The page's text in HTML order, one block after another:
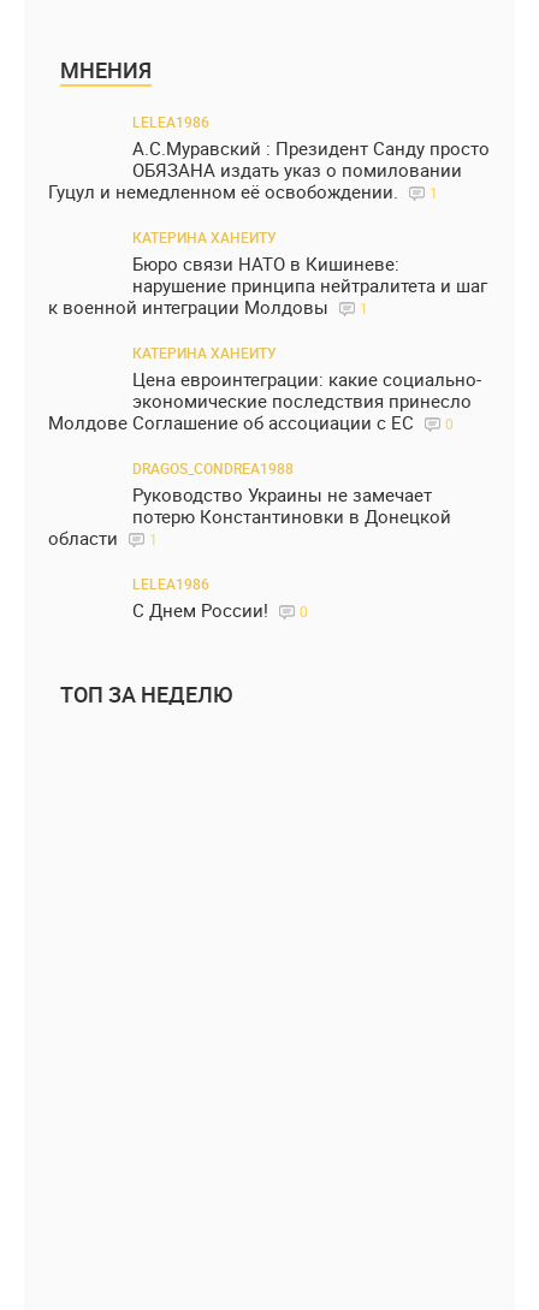
МНЕНИЯ
LELEA1986
А.С.Муравский : Президент Санду просто
ОБЯЗАНА издать указ о помиловании
Гуцул и немедленном её освобождении.
1
КАТЕРИНА ХАНЕИТУ
Бюро связи НАТО в Кишиневе:
нарушение принципа нейтралитета и шаг
к военной интеграции Молдовы
1
КАТЕРИНА ХАНЕИТУ
Цена евроинтеграции: какие социально-
экономические последствия принесло
Молдове Соглашение об ассоциации с ЕС
0
DRAGOS_CONDREA1988
Руководство Украины не замечает
потерю Константиновки в Донецкой
области
1
LELEA1986
С Днем России! 0
ТОП ЗА НЕДЕЛЮ